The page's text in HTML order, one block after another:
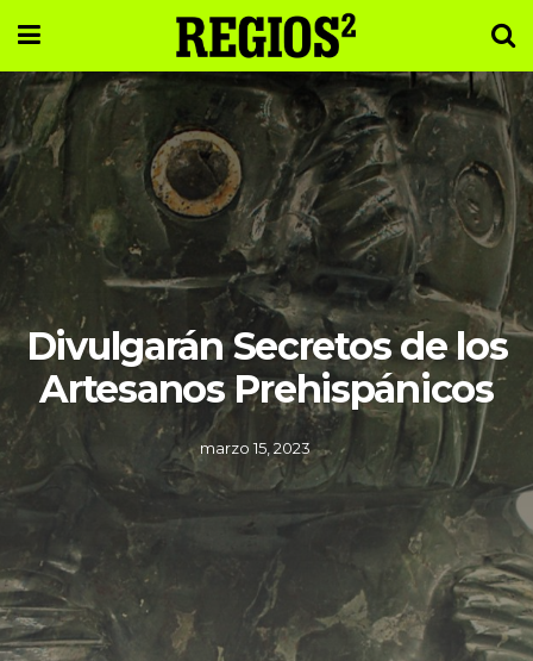
Divulgarán Secretos de los
Artesanos Prehispánicos
marzo 15, 2023